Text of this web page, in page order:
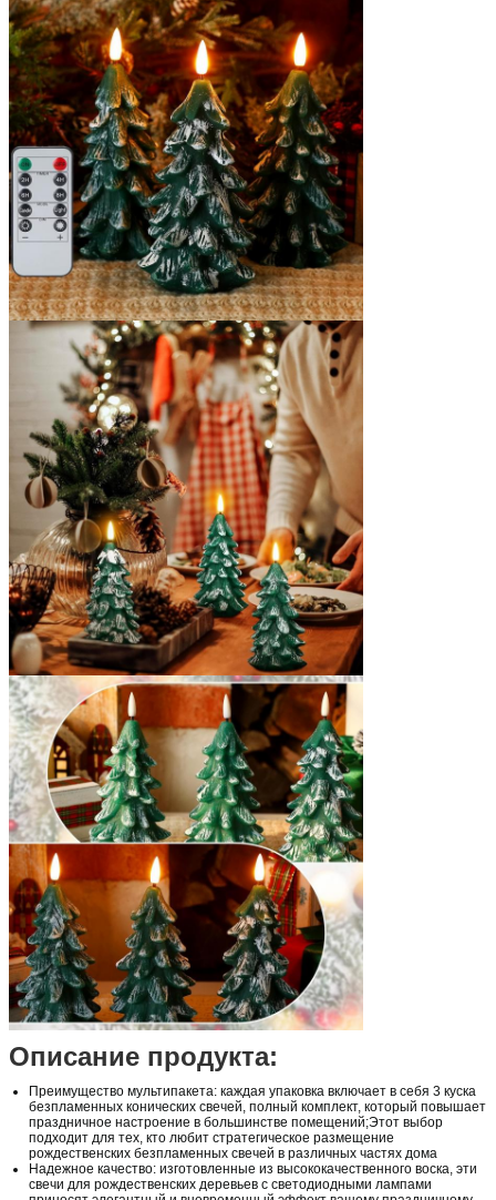
Описание продукта:
Преимущество мультипакета: каждая упаковка включает в себя 3 куска
безпламенных конических свечей, полный комплект, который повышает
праздничное настроение в большинстве помещений;Этот выбор
подходит для тех, кто любит стратегическое размещение
рождественских безпламенных свечей в различных частях дома
Надежное качество: изготовленные из высококачественного воска, эти
свечи для рождественских деревьев с светодиодными лампами